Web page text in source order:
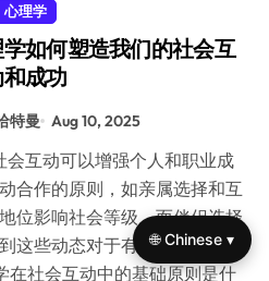
心理学
如何塑造我们的社会互
成功
特曼 Aug 10, 2025
合作的原则，如亲属选择和互
位影响社会等级，而伴侣选择
这些动态对于有效应对竞争环
在社会互动中的基础原则是什
🌐 Chinese ▾